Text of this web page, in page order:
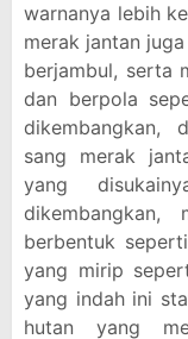
warnanya lebih
merak jantan
berjambul, serta
dan berpola
dikembangkan,
sang merak
yang
berbentuk
yang mirip
yang indah ini
hutan yang